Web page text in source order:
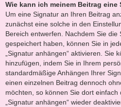
Wie kann ich meinem Beitrag eine
Um eine Signatur an Ihren Beitrag
zunächst eine solche in den
Bereich entwerfen. Nachdem Sie die
gespeichert haben, können Sie in
„Signatur anhängen“ aktivieren. Sie
hinzufügen, indem Sie in Ihrem
standardmäßige Anhängen Ihrer
einen einzelnen Beitrag dennoch
möchten, so können Sie dort einfach
„Signatur anhängen“ wieder